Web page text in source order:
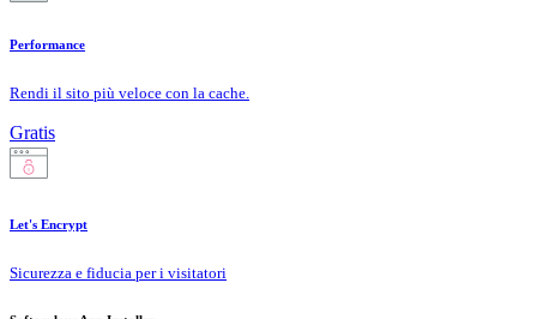
Performance
Rendi il sito più veloce con la cache.
Gratis
Let's Encrypt
Sicurezza e fiducia per i visitatori